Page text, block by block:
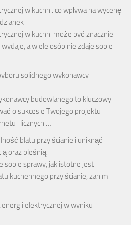
w kuchni: co wpływa na wycenę
w kuchni może być znacznie
a wiele osób nie zdaje sobie
solidnego wykonawcy
budowlanego to kluczowy
o sukcesie Twojego projektu
i licznych …
blatu przy ścianie i uniknąć
oraz pleśnią
sobie sprawy, jak istotne jest
kuchennego przy ścianie, zanim
energii elektrycznej w wyniku